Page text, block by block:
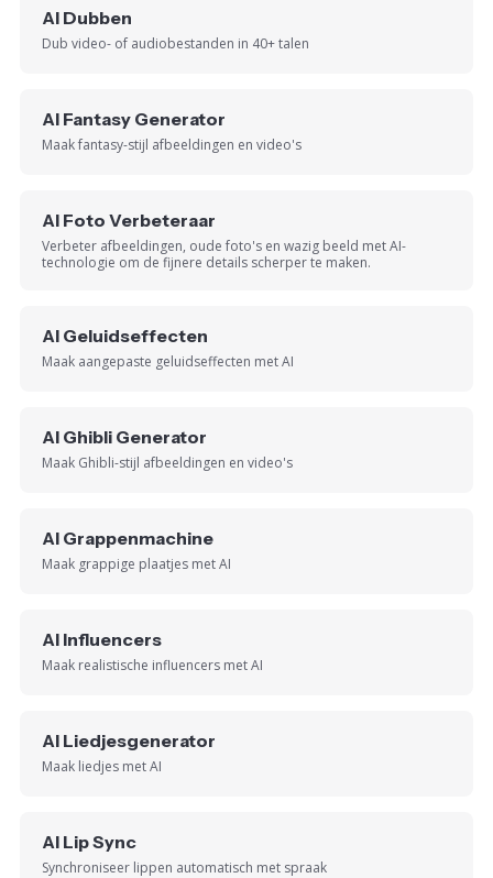
AI Dubben
Dub video- of audiobestanden in 40+ talen
AI Fantasy Generator
Maak fantasy-stijl afbeeldingen en video's
AI Foto Verbeteraar
Verbeter afbeeldingen, oude foto's en wazig beeld met AI-
technologie om de fijnere details scherper te maken.
AI Geluidseffecten
Maak aangepaste geluidseffecten met AI
AI Ghibli Generator
Maak Ghibli-stijl afbeeldingen en video's
AI Grappenmachine
Maak grappige plaatjes met AI
AI Influencers
Maak realistische influencers met AI
AI Liedjesgenerator
Maak liedjes met AI
AI Lip Sync
Synchroniseer lippen automatisch met spraak